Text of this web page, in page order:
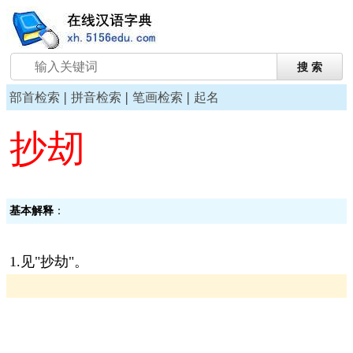
部首检索 | 拼音检索 | 笔画检索 | 起名
抄刼
基本解释 ：
1.见"抄劫"。